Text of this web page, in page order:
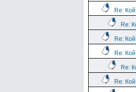
Re:
Re:
Re:
Re:
Re:
Re: